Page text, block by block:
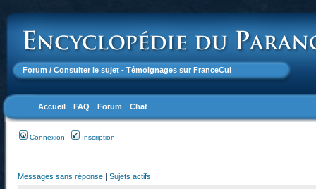
Forum / Consulter le sujet - Témoignages sur FranceCul
Accueil FAQ Forum Chat
Connexion Inscription
Messages sans réponse | Sujets actifs